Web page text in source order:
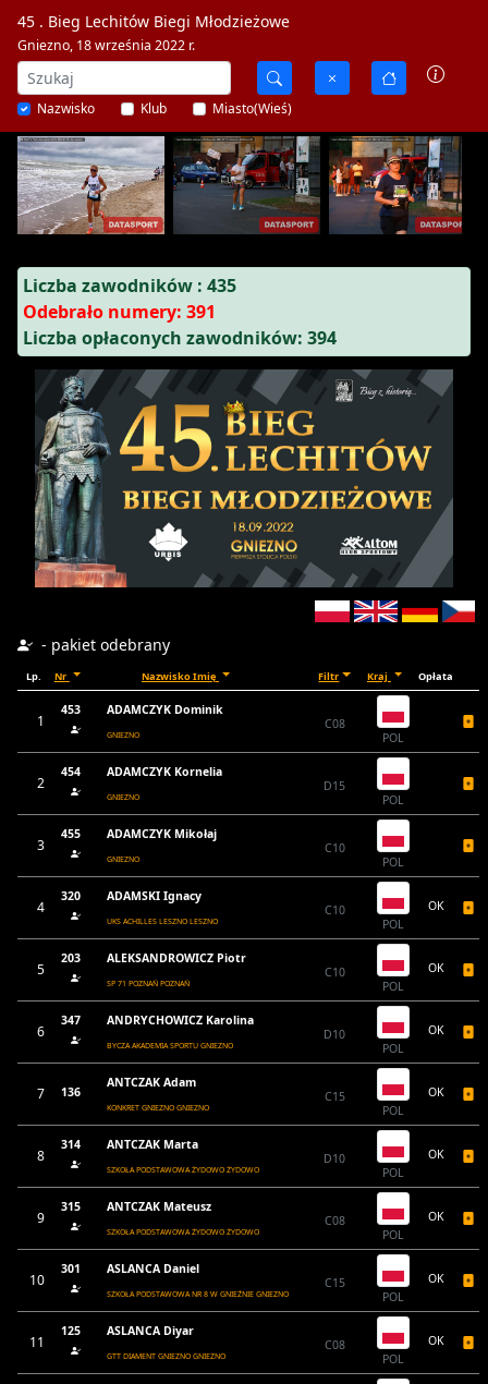
45 . Bieg Lechitów Biegi Młodzieżowe
Gniezno, 18 września 2022 r.
Nazwisko Klub Miasto(Wieś)
Liczba zawodników : 435
Odebrało numery: 391
Liczba opłaconych zawodników: 394
- pakiet odebrany
Lp. Nr Nazwisko Imię Filtr Kraj Opłata
1
453 ADAMCZYK Dominik
GNIEZNO
C08
POL
2
454 ADAMCZYK Kornelia
GNIEZNO
D15
POL
3
455 ADAMCZYK Mikołaj
GNIEZNO
C10
POL
4
320 ADAMSKI Ignacy
UKS ACHILLES LESZNO LESZNO
C10
POL
OK
5
203 ALEKSANDROWICZ Piotr
SP 71 POZNAŃ POZNAŃ
C10
POL
OK
6
347 ANDRYCHOWICZ Karolina
BYCZA AKADEMIA SPORTU GNIEZNO
D10
POL
OK
7 136
ANTCZAK Adam
KONKRET GNIEZNO GNIEZNO
C15
POL
OK
8
314 ANTCZAK Marta
SZKOŁA PODSTAWOWA ŻYDOWO ŻYDOWO
D10
POL
OK
9
315 ANTCZAK Mateusz
SZKOŁA PODSTAWOWA ŻYDOWO ŻYDOWO
C08
POL
OK
10
301 ASLANCA Daniel
SZKOŁA PODSTAWOWA NR 8 W GNIEŹNIE GNIEZNO
C15
POL
OK
11
125 ASLANCA Diyar
GTT DIAMENT GNIEZNO GNIEZNO
C08
POL
OK